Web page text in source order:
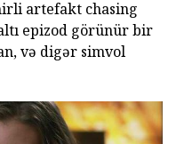
artefakt chasing
epizod görünür bir
və digər simvol